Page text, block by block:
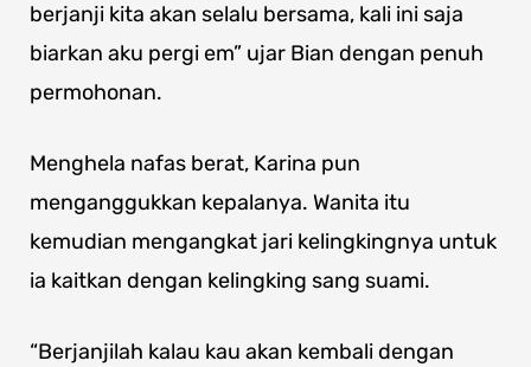
berjanji kita akan selalu bersama, kali ini saja
biarkan aku pergi em” ujar Bian dengan penuh
permohonan.
Menghela nafas berat, Karina pun
menganggukkan kepalanya. Wanita itu
kemudian mengangkat jari kelingkingnya untuk
ia kaitkan dengan kelingking sang suami.
“Berjanjilah kalau kau akan kembali dengan